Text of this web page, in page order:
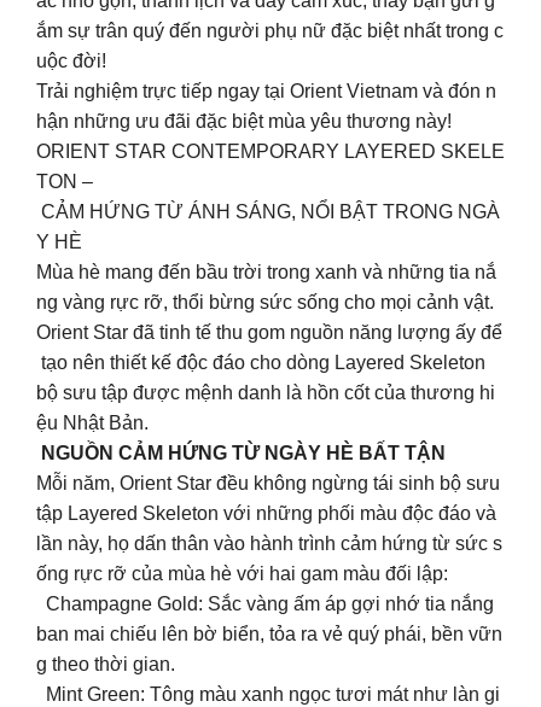
ắm sự trân quý đến người phụ nữ đặc biệt nhất trong c
uộc đời!
Trải nghiệm trực tiếp ngay tại Orient Vietnam và đón n
hận những ưu đãi đặc biệt mùa yêu thương này!
ORIENT STAR CONTEMPORARY LAYERED SKELE
TON –
CẢM HỨNG TỪ ÁNH SÁNG, NỔI BẬT TRONG NGÀ
Y HÈ
Mùa hè mang đến bầu trời trong xanh và những tia nắ
ng vàng rực rỡ, thổi bừng sức sống cho mọi cảnh vật.
Orient Star đã tinh tế thu gom nguồn năng lượng ấy để
tạo nên thiết kế độc đáo cho dòng Layered Skeleton
bộ sưu tập được mệnh danh là hồn cốt của thương hi
ệu Nhật Bản.
NGUỒN CẢM HỨNG TỪ NGÀY HÈ BẤT TẬN
Mỗi năm, Orient Star đều không ngừng tái sinh bộ sưu
tập Layered Skeleton với những phối màu độc đáo và
lần này, họ dấn thân vào hành trình cảm hứng từ sức s
ống rực rỡ của mùa hè với hai gam màu đối lập:
Champagne Gold: Sắc vàng ấm áp gợi nhớ tia nắng
ban mai chiếu lên bờ biển, tỏa ra vẻ quý phái, bền vữn
g theo thời gian.
Mint Green: Tông màu xanh ngọc tươi mát như làn gi